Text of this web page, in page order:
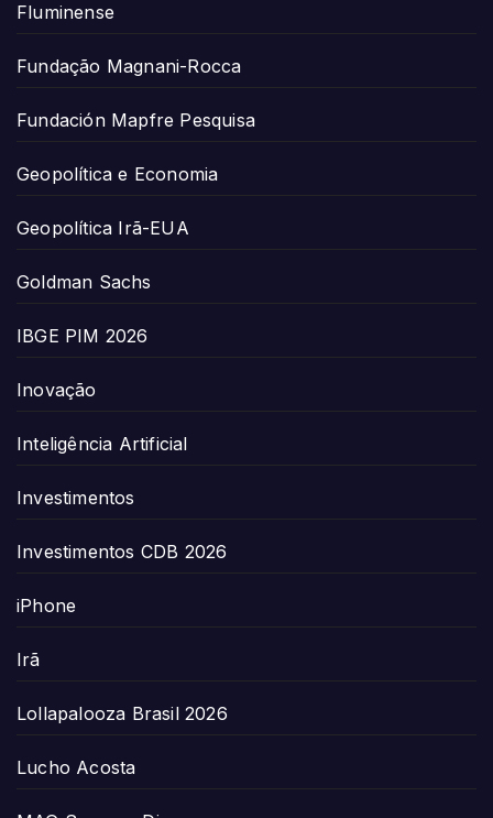
Fluminense
Fundação Magnani-Rocca
Fundación Mapfre Pesquisa
Geopolítica e Economia
Geopolítica Irã-EUA
Goldman Sachs
IBGE PIM 2026
Inovação
Inteligência Artificial
Investimentos
Investimentos CDB 2026
iPhone
Irã
Lollapalooza Brasil 2026
Lucho Acosta